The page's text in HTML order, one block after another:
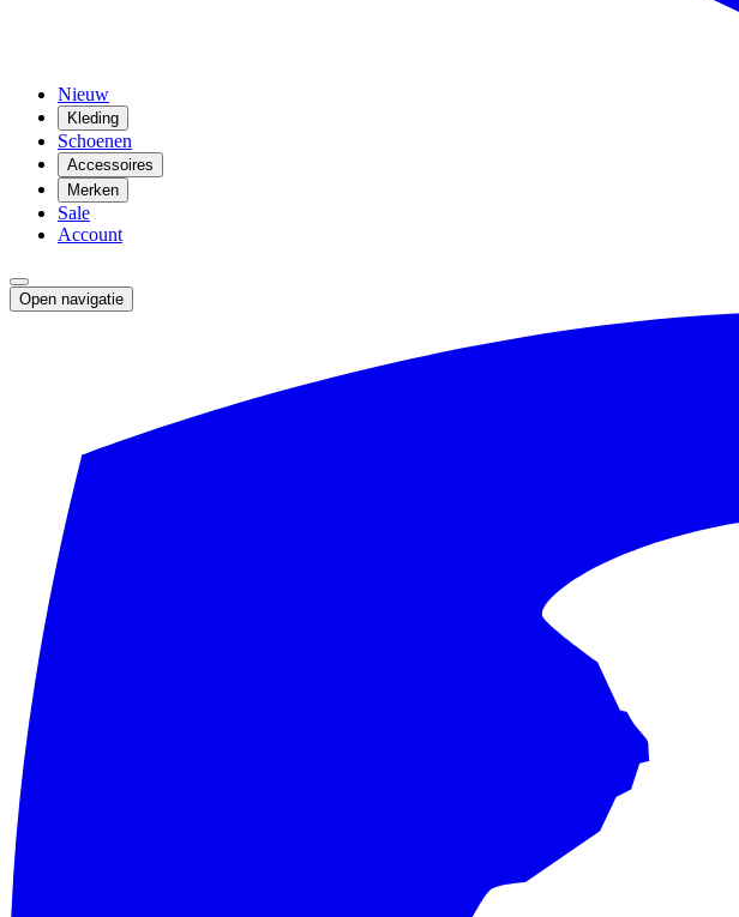
Nieuw
Kleding
Schoenen
Accessoires
Merken
Sale
Account
Open navigatie